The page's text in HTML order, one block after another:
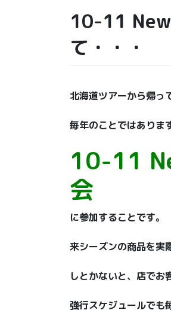
10-11
て・・・
北海道ツアーから帰っ
毎年のことではありま
10-11
会
に参加することです。
来シーズンの商品を実
しとかないと、店でお
強行スケジュールでも